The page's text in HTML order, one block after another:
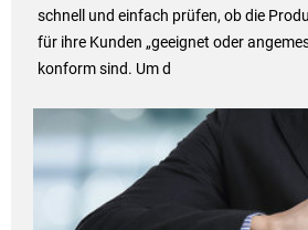
schnell und einfach prüfen, ob die
für ihre Kunden „geeignet oder
konform sind. Um d